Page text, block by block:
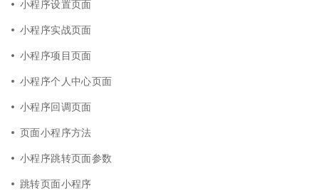
小程序设置页面
小程序实战页面
小程序项目页面
小程序个人中心页面
小程序回调页面
页面小程序方法
小程序跳转页面参数
跳转页面小程序